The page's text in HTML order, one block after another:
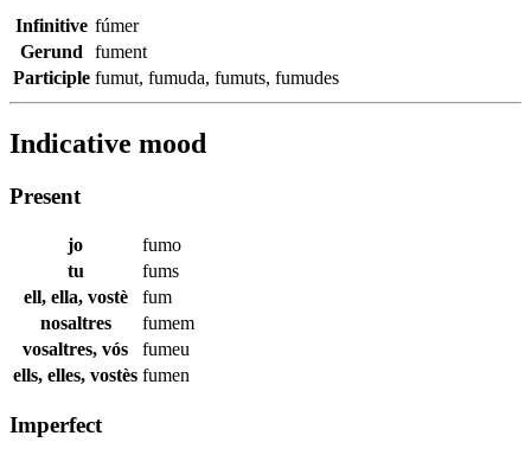
Infinitive fúmer
Gerund
fument
Participle fumut, fumuda, fumuts, fumudes
Indicative mood
Present
jo
fumo
tu
fums
ell, ella, vostè
fum
nosaltres
fumem
vosaltres, vós
fumeu
ells, elles, vostès fumen
Imperfect